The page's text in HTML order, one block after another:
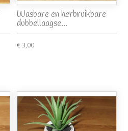
Wasbare en herbruikbare
dubbellaagse...
€ 3,00